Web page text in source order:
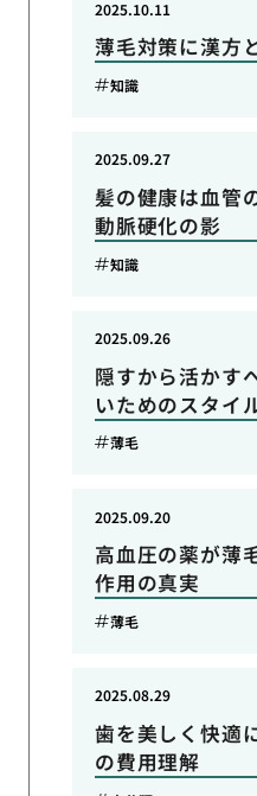
薄毛対策に漢方
2025.10.11
知識
髪の健康は血管
動脈硬化の影
2025.09.27
知識
隠すから活かす
いためのスタイ
2025.09.26
薄毛
高血圧の薬が薄
作用の真実
2025.09.20
薄毛
歯を美しく快適
の費用理解
2025.08.29